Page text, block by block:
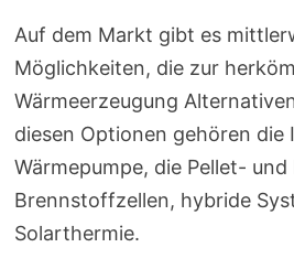
Auf dem Markt gibt es
Möglichkeiten, die zur
Wärmeerzeugung
diesen Optionen gehören
Wärmepumpe, die Pellet-
Brennstoffzellen, hybride
Solarthermie.